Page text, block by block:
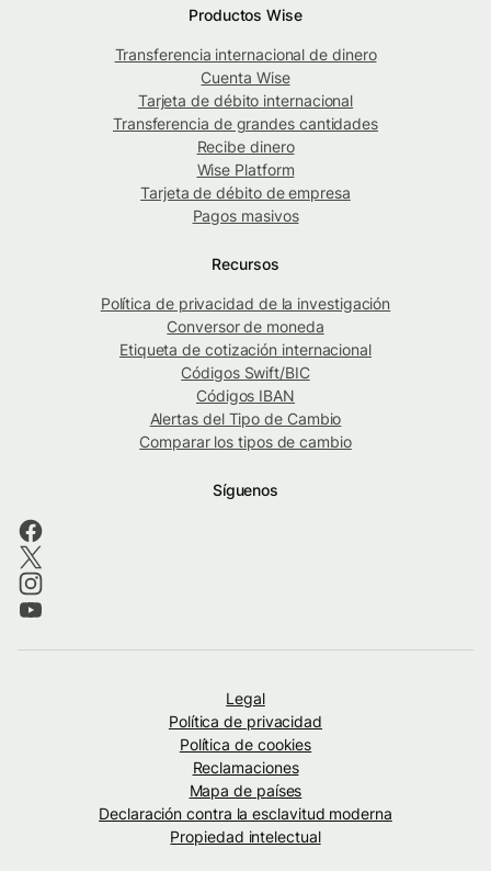
Productos Wise
Transferencia internacional de dinero
Cuenta Wise
Tarjeta de débito internacional
Transferencia de grandes cantidades
Recibe dinero
Wise Platform
Tarjeta de débito de empresa
Pagos masivos
Recursos
Política de privacidad de la investigación
Conversor de moneda
Etiqueta de cotización internacional
Códigos Swift/BIC
Códigos IBAN
Alertas del Tipo de Cambio
Comparar los tipos de cambio
Síguenos
Legal
Política de privacidad
Política de cookies
Reclamaciones
Mapa de países
Declaración contra la esclavitud moderna
Propiedad intelectual